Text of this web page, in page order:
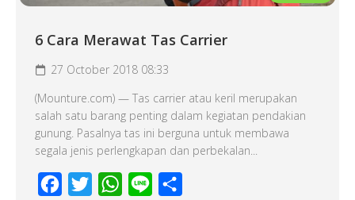
6 Cara Merawat Tas Carrier
27 October 2018 08:33
(Mounture.com) — Tas carrier atau keril merupakan
salah satu barang penting dalam kegiatan pendakian
gunung. Pasalnya tas ini berguna untuk membawa
segala jenis perlengkapan dan perbekalan...
Facebook
Twitter WhatsApp
Line